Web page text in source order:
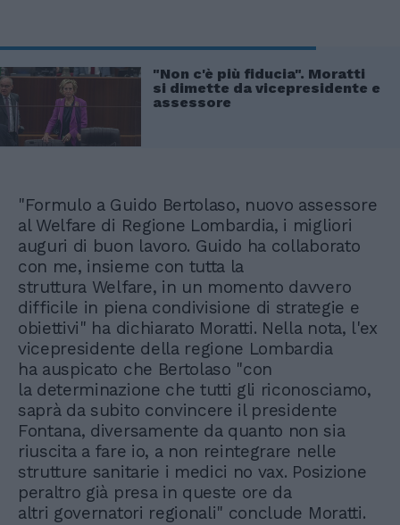
"Non c'è più fiducia". Moratti
si dimette da vicepresidente e
assessore
"Formulo a Guido Bertolaso, nuovo assessore
al Welfare di Regione Lombardia, i migliori
auguri di buon lavoro. Guido ha collaborato
con me, insieme con tutta la
struttura Welfare, in un momento davvero
difficile in piena condivisione di strategie e
obiettivi" ha dichiarato Moratti. Nella nota, l'ex
vicepresidente della regione Lombardia
ha auspicato che Bertolaso "con
la determinazione che tutti gli riconosciamo,
saprà da subito convincere il presidente
Fontana, diversamente da quanto non sia
riuscita a fare io, a non reintegrare nelle
strutture sanitarie i medici no vax. Posizione
peraltro già presa in queste ore da
altri governatori regionali" conclude Moratti.